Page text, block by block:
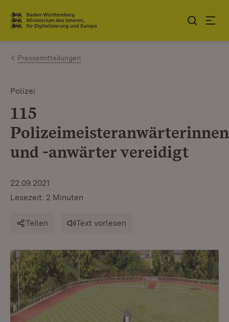
Zum Inhalt springen
Link zur Startseite
Pressemitteilungen
Polizei
115
Polizeimeisteranwärterinnen
und -anwärter vereidigt
22.09.2021
Lesezeit: 2 Minuten
Teilen Text vorlesen